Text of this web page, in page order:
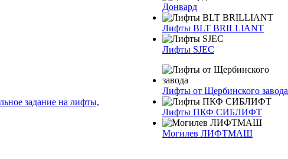
задание на лифты,
Донвард
Лифты BLT BRILLIANT
Лифты SJEC
Лифты от Щербинского завода
Лифты ПКФ СИБЛИФТ
Могилев ЛИФТМАШ